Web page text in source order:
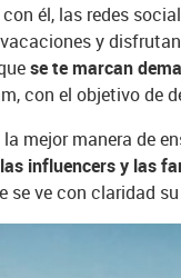
él, las redes
y
se te marcan
con el objetivo de
mejor manera de
las influencers y las
se ve con claridad